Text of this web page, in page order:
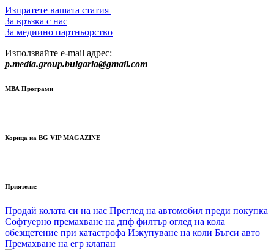
Изпратете вашата статия
За връзка с нас
За медиино партньорство
Използвайте e-mail адрес:
p.media.group.bulgaria@gmail.com
МВА Програми
Корица на BG VIP MAGAZINE
Приятели:
Продай колата си на нас Преглед на автомобил преди покупка
Софтуерно премахване на дпф филтър оглед на кола
обезщетение при катастрофа Изкупуване на коли Бъгси авто
Премахване на егр клапан